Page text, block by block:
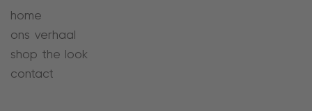
home
ons verhaal
shop the look
contact